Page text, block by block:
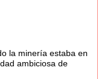
la minería estaba en
ambiciosa de